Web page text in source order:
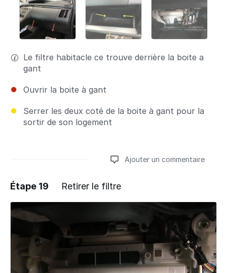
Le filtre habitacle ce trouve derrière la boite a
gant
Ouvrir la boite à gant
Serrer les deux coté de la boite à gant pour la
sortir de son logement
Ajouter un commentaire
Ajouter un commentaire
Étape 19 Retirer le filtre